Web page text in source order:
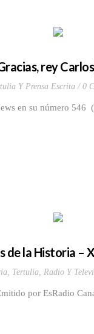
rey
Y Prensa Escrita 0
en su número
de la Historia –
, Tertulia, Radio Y
por EsRadio